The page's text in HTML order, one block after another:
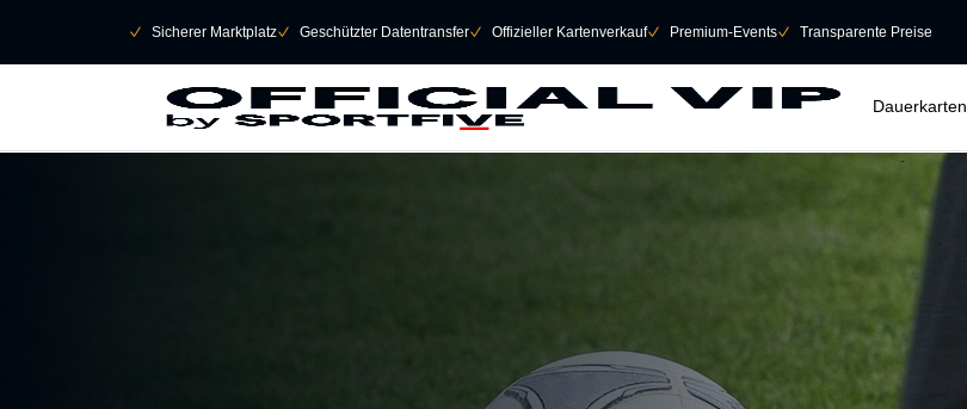
􀆅 Sicherer Marktplatz􀆅 Geschützter Datentransfer􀆅 Offizieller Kartenverkauf􀆅 Premium-Events􀆅 Transparente Preise
Dauerkarten